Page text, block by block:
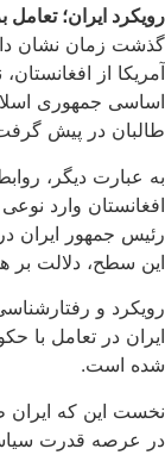
رویکرد ایران؛
گذشت زمان نشان
آمریکا از
اساسی جمهوری
طالبان در پیش
به عبارت دیگر،
افغانستان وارد نوعی
رئیس جمهور ایران
این سطح، دلالت بر
رویکرد و
ایران در تعامل با
شده است.
نخست این که ایران
در عرصه قدرت سیاسی